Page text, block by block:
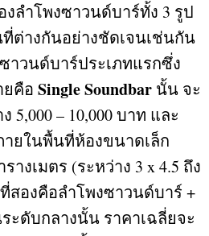
งลำโพงซาวนด์บาร์ทั้ง 3 รูป
ต่างกันอย่างชัดเจนเช่นกัน
าวนด์บาร์ประเภทแรกซึ่ง
ยคือ Single Soundbar นั้น จะ
5,000 – 10,000บาท และ
ายในพื้นที่ห้องขนาดเล็ก
รางเมตร (ระหว่าง 3 x 4.5 ถึง
สองคือลำโพงซาวนด์บาร์ +
ะดับกลางนั้น ราคาเฉลี่ยจะ